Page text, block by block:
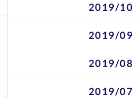
2019/10
2019/09
2019/08
2019/07